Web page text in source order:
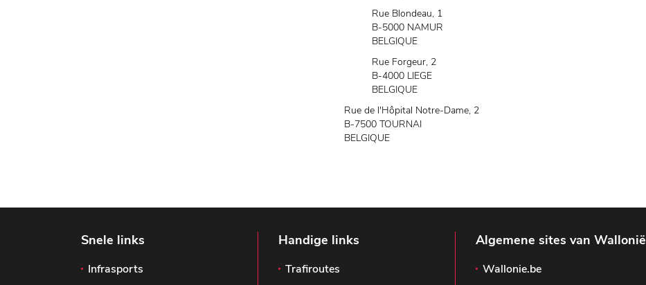
Rue Blondeau, 1
B-5000 NAMUR
BELGIQUE
Rue Forgeur, 2
B-4000 LIEGE
BELGIQUE
Rue de l'Hôpital Notre-Dame, 2
B-7500 TOURNAI
BELGIQUE
Snele links
Infrasports
Handige links
Trafiroutes
Algemene sites van Wallonië
Wallonie.be